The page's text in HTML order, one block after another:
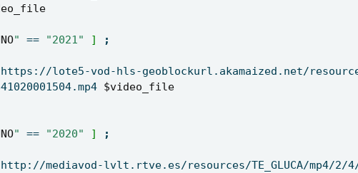
" == "2021" ]
;
https://lote5-vod-hls-geoblockurl.akamaized.net/resources/
$video_file
" == "2020" ]
;
http://mediavod-lvlt.rtve.es/resources/TE_GLUCA/mp4/2/4/